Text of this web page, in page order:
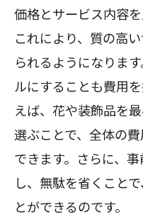
価格とサービス内容
これにより、質の高
られるようになりま
ルにすることも費用
えば、花や装飾品を
選ぶことで、全体の
できます。さらに、
し、無駄を省くこと
とができるのです。